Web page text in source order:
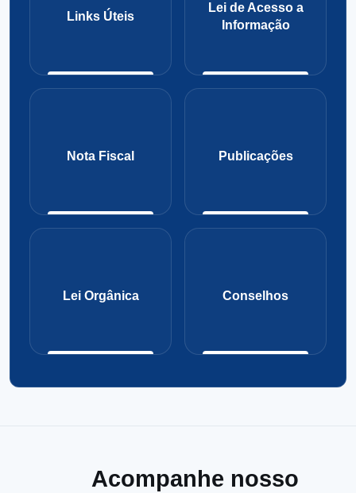
Links Úteis
Lei de Acesso a
Informação
Nota Fiscal Publicações
Lei Orgânica Conselhos
Acompanhe nosso